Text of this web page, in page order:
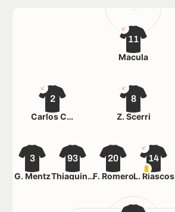
3
G. Mentz
93
Thiaguinho
20
F. Romero
14
L. Riascos
2
Carlos Chabá
8
Z. Scerri
11
Macula